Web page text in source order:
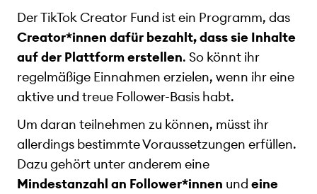
Der TikTok Creator Fund ist ein Programm, das
Creator*innen dafür bezahlt, dass sie Inhalte
auf der Plattform erstellen. So könnt ihr
regelmäßige Einnahmen erzielen, wenn ihr eine
aktive und treue Follower-Basis habt.
Um daran teilnehmen zu können, müsst ihr
allerdings bestimmte Voraussetzungen erfüllen.
Dazu gehört unter anderem eine
Mindestanzahl an Follower*innen und eine